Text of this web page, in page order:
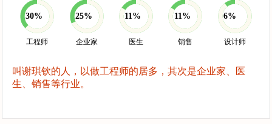
30%
工程师
25%
企业家
11%
医生
11%
销售
6%
设计师
叫谢琪钦的人，以做工程师的居多，其次是企业家、医
生、销售等行业。